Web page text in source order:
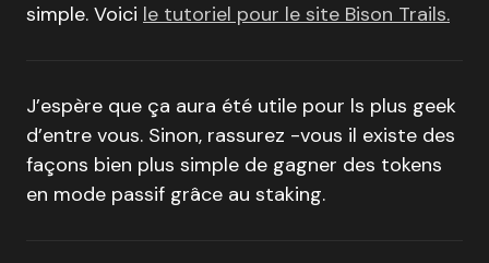
simple. Voici le tutoriel pour le site Bison Trails.
J’espère que ça aura été utile pour ls plus geek
d’entre vous. Sinon, rassurez -vous il existe des
façons bien plus simple de gagner des tokens
en mode passif grâce au staking.